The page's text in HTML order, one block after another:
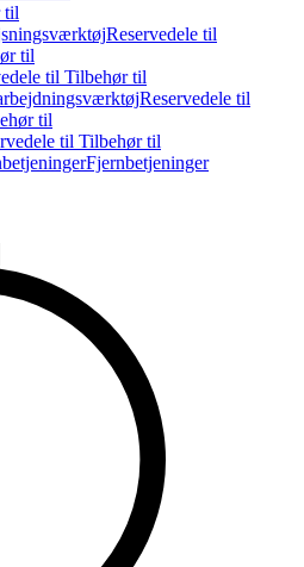
til
Reservedele til
til
til Tilbehør til
Reservedele til
til
til Tilbehør til
Fjernbetjeninger